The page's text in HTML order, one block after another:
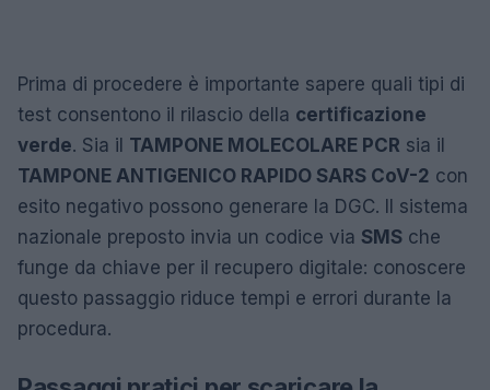
Prima di procedere è importante sapere quali tipi di
test consentono il rilascio della certificazione
verde. Sia il TAMPONE MOLECOLARE PCR sia il
TAMPONE ANTIGENICO RAPIDO SARS CoV-2 con
esito negativo possono generare la DGC. Il sistema
nazionale preposto invia un codice via SMS che
funge da chiave per il recupero digitale: conoscere
questo passaggio riduce tempi e errori durante la
procedura.